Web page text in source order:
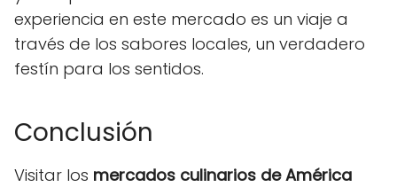
experiencia en este mercado es un viaje a
través de los sabores locales, un verdadero
festín para los sentidos.
Conclusión
Visitar los mercados culinarios de América